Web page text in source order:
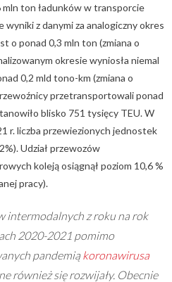
ton ładunków w transporcie
z danymi za analogiczny okres
o ponad 0,3 mln ton (zmiana o
okresie wyniosła niemal
0,2 mld tono-km (zmiana o
przetransportowali ponad
blisko 751 tysięcy TEU. W
r. liczba przewiezionych jednostek
Udział przewozów
koleją osiągnął poziom 10,6 %
pracy).
intermodalnych z roku na rok
2020-2021 pomimo
pandemią koronawirusa
również się rozwijały. Obecnie